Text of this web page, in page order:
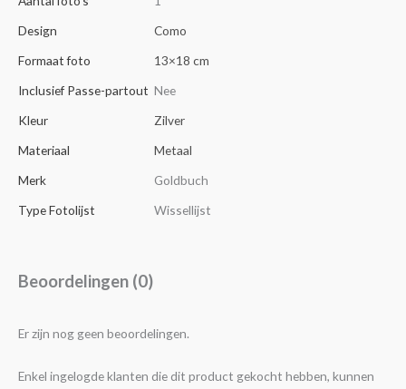
Design
Como
Formaat foto
13×18 cm
Inclusief Passe-partout Nee
Kleur
Zilver
Materiaal
Metaal
Merk
Goldbuch
Type Fotolijst
Wissellijst
Beoordelingen (0)
Er zijn nog geen beoordelingen.
Enkel ingelogde klanten die dit product gekocht hebben, kunnen